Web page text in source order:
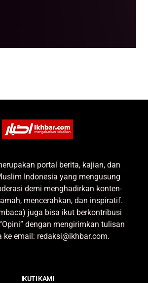
portal berita, kajian, dan
Indonesia yang mengusung
demi menghadirkan konten-
mencerahkan, dan inspiratif.
juga bisa ikut berkontribusi
dengan mengirimkan tulisan
ke email: redaksi@ikhbar.com.
IKUTI KAMI